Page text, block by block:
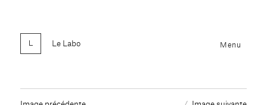
Le Labo Menu